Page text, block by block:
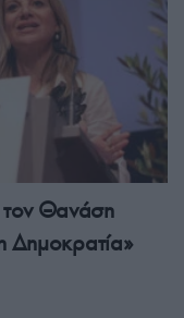
τον Θανάση
Δημοκρατία»